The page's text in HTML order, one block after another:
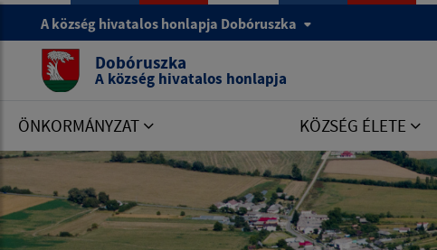
A község hivatalos honlapja Dobóruszka
Dobóruszka
A község hivatalos honlapja
ÖNKORMÁNYZAT KÖZSÉG ÉLETE